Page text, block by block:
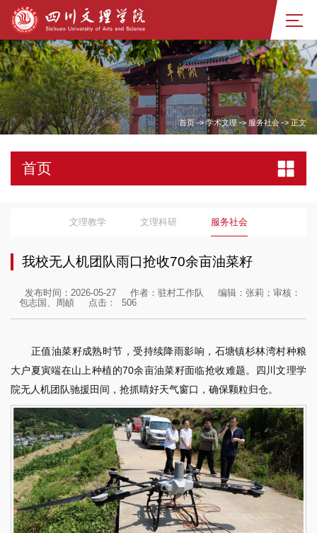
首页->学术文理-> 服务社会->正文
首页
文理教学 文理科研 服务社会
我校无人机团队雨口抢收70余亩油菜籽
发布时间：2026-05-27 作者：驻村工作队
编辑：张莉；审核：
包志国、周頔
点击： 506
正值油菜籽成熟时节，受持续降雨影响，石塘镇杉林湾村种粮
大户夏寅端在山上种植的70余亩油菜籽面临抢收难题。四川文理学
院无人机团队驰援田间，抢抓晴好天气窗口，确保颗粒归仓。